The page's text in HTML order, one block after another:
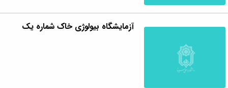
آزمایشگاه بیولوژی خاک شماره یک